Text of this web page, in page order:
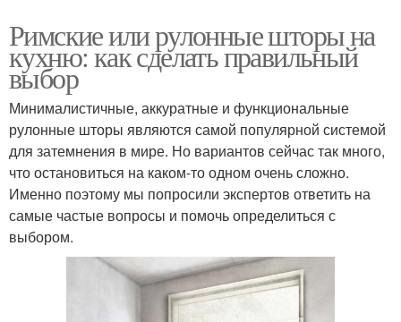
Римские или рулонные шторы на
кухню: как сделать правильный
выбор
Минималистичные, аккуратные и функциональные
рулонные шторы являются самой популярной системой
для затемнения в мире. Но вариантов сейчас так много,
что остановиться на каком-то одном очень сложно.
Именно поэтому мы попросили экспертов ответить на
самые частые вопросы и помочь определиться с
выбором.